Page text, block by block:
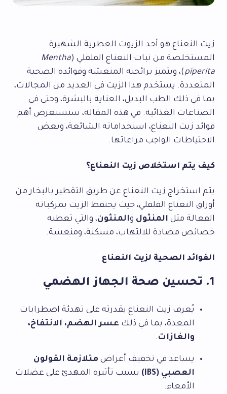
زيت النعناع هو أحد الزيوت العطرية الشهيرة
المستخلصة من نبات النعناع الفلفلي (Mentha
piperita)، ويتميز برائحته المنعشة وفوائده الصحية
المتعددة. يستخدم هذا الزيت في العديد من المجالات،
بما في ذلك الطب البديل، العناية بالبشرة، وحتى في
الصناعات الغذائية. في هذه المقالة، سنستعرض أهم
فوائد زيت النعناع، استخداماته الشائعة، وبعض
الاحتياطات الواجب مراعاتها.
كيف يتم استخلاص زيت النعناع؟
يتم استخراج زيت النعناع عن طريق التقطير بالبخار من
أوراق النعناع الفلفلي، حيث يحتفظ الزيت بمركباته
الفعالة مثل المنثول والمنثون، والتي تعطيه
خصائص مضادة للالتهاب، مسكنة، ومنعشة.
الفوائد الصحية لزيت النعناع
1. تحسين صحة الجهاز الهضمي
يُعرف زيت النعناع بقدرته على تهدئة اضطرابات
المعدة، بما في ذلك عسر الهضم، الانتفاخ،
والغازات .
يساعد في تخفيف أعراض متلازمة القولون
العصبي (IBS)
بسبب تأثيره المهدئ على عضلات
الأمعاء.